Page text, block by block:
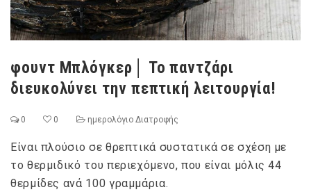
φουντ Μπλόγκερ│ Το παντζάρι
διευκολύνει την πεπτική λειτουργία!
0 0 ημερολόγιο Διατροφής
Είναι πλούσιο σε θρεπτικά συστατικά σε σχέση με
το θερμιδικό του περιεχόμενο, που είναι μόλις 44
θερμίδες ανά 100 γραμμάρια.